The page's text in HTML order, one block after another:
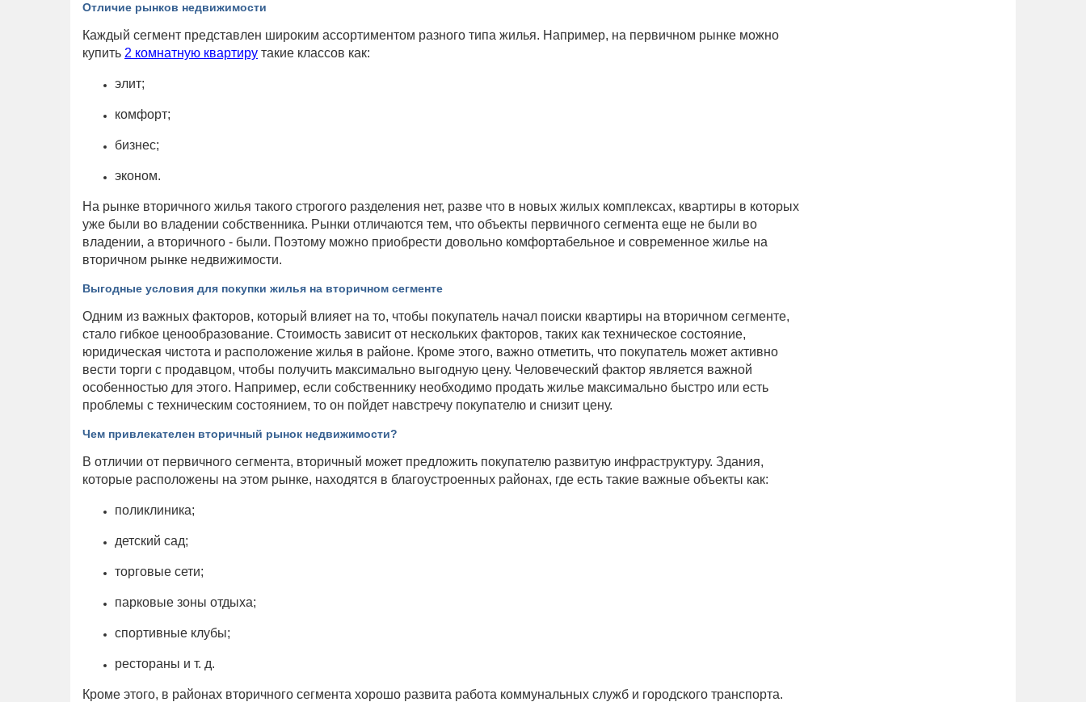
Отличие рынков недвижимости
Каждый сегмент представлен широким ассортиментом разного типа жилья. Например, на первичном рынке можно
купить 2 комнатную квартиру такие классов как:
элит;
комфорт;
бизнес;
эконом.
На рынке вторичного жилья такого строгого разделения нет, разве что в новых жилых комплексах, квартиры в которых
уже были во владении собственника. Рынки отличаются тем, что объекты первичного сегмента еще не были во
владении, а вторичного - были. Поэтому можно приобрести довольно комфортабельное и современное жилье на
вторичном рынке недвижимости.
Выгодные условия для покупки жилья на вторичном сегменте
Одним из важных факторов, который влияет на то, чтобы покупатель начал поиски квартиры на вторичном сегменте,
стало гибкое ценообразование. Стоимость зависит от нескольких факторов, таких как техническое состояние,
юридическая чистота и расположение жилья в районе. Кроме этого, важно отметить, что покупатель может активно
вести торги с продавцом, чтобы получить максимально выгодную цену. Человеческий фактор является важной
особенностью для этого. Например, если собственнику необходимо продать жилье максимально быстро или есть
проблемы с техническим состоянием, то он пойдет навстречу покупателю и снизит цену.
Чем привлекателен вторичный рынок недвижимости?
В отличии от первичного сегмента, вторичный может предложить покупателю развитую инфраструктуру. Здания,
которые расположены на этом рынке, находятся в благоустроенных районах, где есть такие важные объекты как:
поликлиника;
детский сад;
торговые сети;
парковые зоны отдыха;
спортивные клубы;
рестораны и т. д.
Кроме этого, в районах вторичного сегмента хорошо развита работа коммунальных служб и городского транспорта.